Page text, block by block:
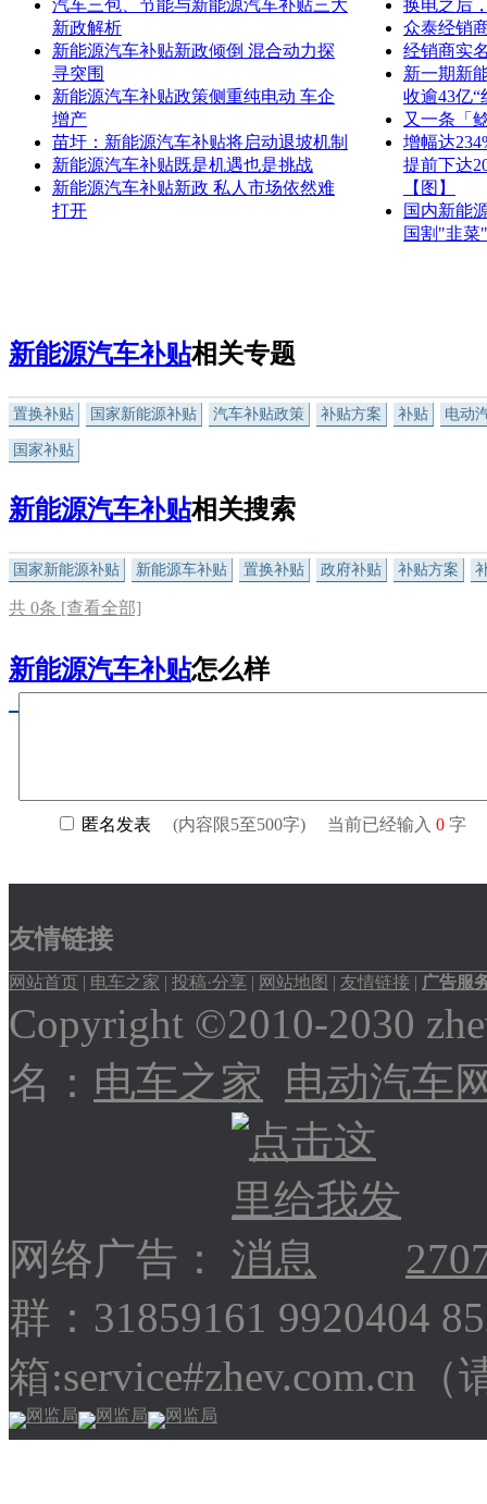
汽车三包、节能与新能源汽车补贴三大
新政解析
新能源汽车补贴新政倾倒 混合动力探
寻突围
新能源汽车补贴政策侧重纯电动 车企
增产
苗圩：新能源汽车补贴将启动退坡机制
新能源汽车补贴既是机遇也是挑战
新能源汽车补贴新政 私人市场依然难
打开
换电之后
众泰经销
经销商实
新一期新
收逾43亿“
又一条「
增幅达
提前下达
【图】
国内新能
国割"韭菜
新能源汽车补贴相关专题
置换补贴 国家新能源补贴 汽车补贴政策 补贴方案 补贴 电动
国家补贴
新能源汽车补贴相关搜索
国家新能源补贴 新能源车补贴 置换补贴 政府补贴 补贴方案
共 0条 [查看全部]
新能源汽车补贴怎么样
友情链接
网站首页 | 电车之家 | 投稿·分享 | 网站地图 | 友情链接 | 广告服
Copyright ©2010-2030
名： 电车之家 电动汽车
网络广告：
群：31859161 9920404
箱:service#zhev.com.cn